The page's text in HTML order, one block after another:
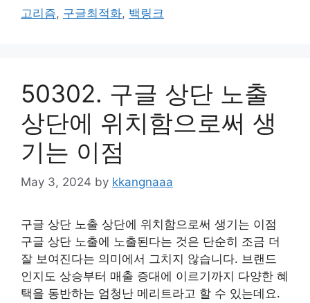
고리즘, 구글최적화, 백링크
50302. 구글 상단 노출
상단에 위치함으로써 생
기는 이점
May 3, 2024 by kkangnaaa
구글 상단 노출 상단에 위치함으로써 생기는 이점
구글 상단 노출에 노출된다는 것은 단순히 조금 더
잘 보여진다는 의미에서 그치지 않습니다. 브랜드
인지도 상승부터 매출 증대에 이르기까지 다양한 혜
택을 동반하는 엄청난 메리트라고 할 수 있는데요.